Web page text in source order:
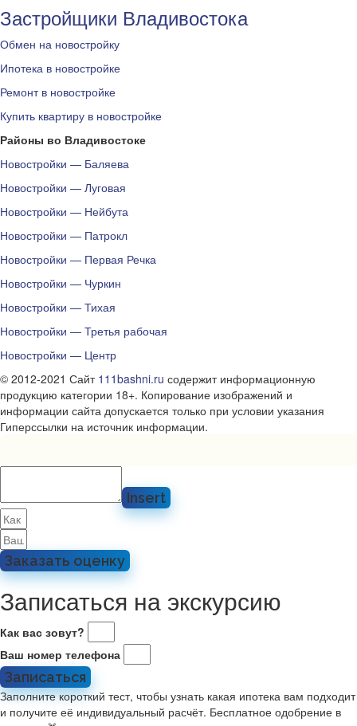
Застройщики Владивостока
Обмен на новостройку
Ипотека в новостройке
Ремонт в новостройке
Купить квартиру в новостройке
Районы во Владивостоке
Новостройки — Баляева
Новостройки — Луговая
Новостройки — Нейбута
Новостройки — Патрокл
Новостройки — Первая Речка
Новостройки — Чуркин
Новостройки — Тихая
Новостройки — Третья рабочая
Новостройки — Центр
© 2012-2021 Сайт 111bashni.ru содержит информационную
продукцию категории 18+. Копирование изображений и
информации сайта допускается только при условии указания
Гиперссылки на источник информации.
Insert
Заказать оценку
Записаться на экскурсию
Как вас зовут?
Ваш номер телефона
Записаться
Заполните короткий тест, чтобы узнать какая ипотека вам подходит
и получите её индивидуальный расчёт. Бесплатное одобрение в